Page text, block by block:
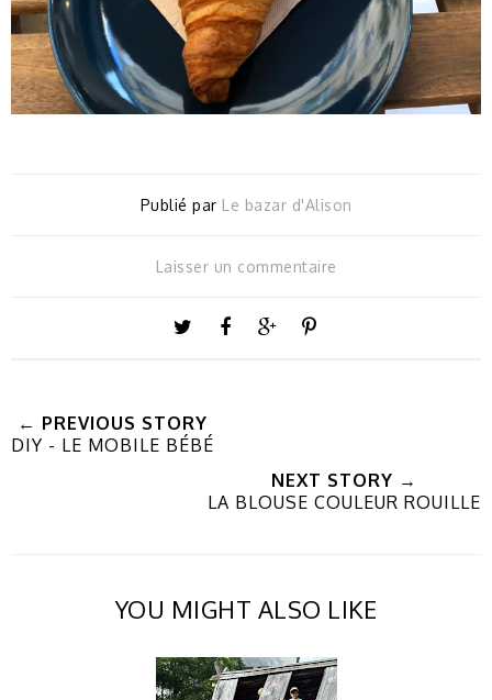
Publié par Le bazar d'Alison
Laisser un commentaire
← PREVIOUS STORY
DIY - LE MOBILE BÉBÉ
NEXT STORY →
LA BLOUSE COULEUR ROUILLE
YOU MIGHT ALSO LIKE